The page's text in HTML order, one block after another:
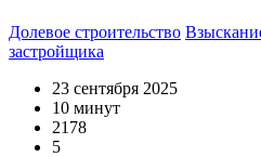
Долевое строительство
застройщика
23 сентября 2025
10 минут
2178
5